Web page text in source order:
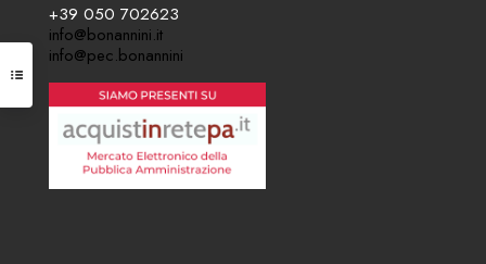
+39 050 702623
info@bonannini.it
info@pec.bonannini